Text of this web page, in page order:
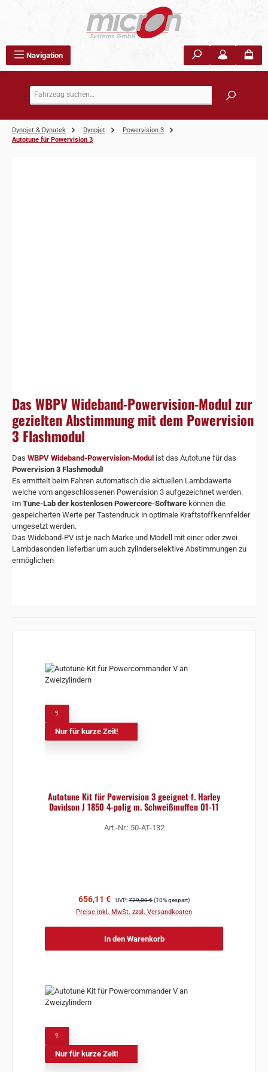
Navigation
Dynojet & Dynatek Dynojet
Powervision 3
Autotune für Powervision 3
Das WBPV Wideband-Powervision-Modul zur
gezielten Abstimmung mit dem Powervision
3 Flashmodul
Das WBPV Wideband-Powervision-Modul ist das Autotune für das
Powervision 3 Flashmodul !
Es ermittelt beim Fahren automatisch die aktuellen Lambdawerte
welche vom angeschlossenen Powervision 3 aufgezeichnet werden.
Im Tune-Lab der kostenlosen Powercore-Software können die
gespeicherten Werte per Tastendruck in optimale Kraftstoffkennfelder
umgesetzt werden.
Das Wideband-PV ist je nach Marke und Modell mit einer oder zwei
Lambdasonden lieferbar um auch zylinderselektive Abstimmungen zu
ermöglichen
Nur für kurze Zeit!
Autotune Kit für Powervision 3 geeignet f. Harley
Davidson J 1850 4-polig m. Schweißmuffen 01-11
Art.-Nr.: 50-AT-132
Verkaufspreis:
656,11 € Regulärer Preis:
UVP:729,00 €(10% gespart)
Preise inkl. MwSt. zzgl. Versandkosten
In den Warenkorb
Nur für kurze Zeit!